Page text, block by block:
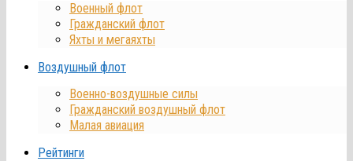
Военный флот
Гражданский флот
Яхты и мегаяхты
Воздушный флот
Военно-воздушные силы
Гражданский воздушный флот
Малая авиация
Рейтинги